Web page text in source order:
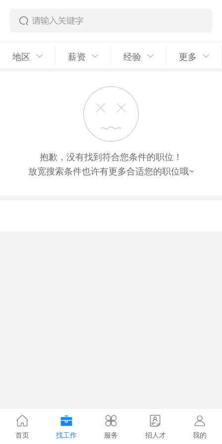
地区 薪资 经验 更多
抱歉，没有找到符合您条件的职位！
放宽搜索条件也许有更多合适您的职位哦~
首页 找工作 服务 招人才 我的